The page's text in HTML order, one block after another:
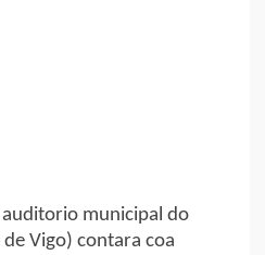
municipal do
Vigo) contara coa